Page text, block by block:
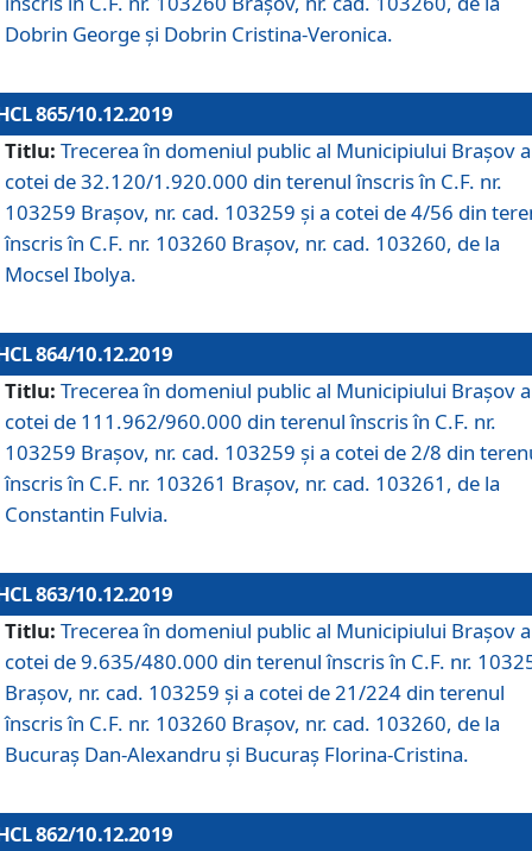
Dobrin George și Dobrin Cristina-Veronica.
865/10.12.2019
Titlu: Trecerea în domeniul public al Municipiului Braşov a
cotei de 32.120/1.920.000 din terenul înscris în C.F. nr.
103259 Brașov, nr. cad. 103259 și a cotei de 4/56 din
înscris în C.F. nr. 103260 Brașov, nr. cad. 103260, de la
Mocsel Ibolya.
864/10.12.2019
Titlu: Trecerea în domeniul public al Municipiului Braşov a
cotei de 111.962/960.000 din terenul înscris în C.F. nr.
103259 Brașov, nr. cad. 103259 și a cotei de 2/8 din
înscris în C.F. nr. 103261 Brașov, nr. cad. 103261, de la
Constantin Fulvia.
863/10.12.2019
Titlu: Trecerea în domeniul public al Municipiului Braşov a
cotei de 9.635/480.000 din terenul înscris în C.F. nr.
Brașov, nr. cad. 103259 și a cotei de 21/224 din terenul
înscris în C.F. nr. 103260 Brașov, nr. cad. 103260, de la
Bucuraș Dan-Alexandru și Bucuraș Florina-Cristina.
862/10.12.2019